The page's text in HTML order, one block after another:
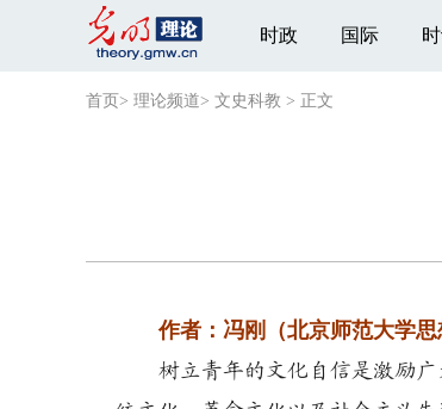
时政 国际
首页 > 理论频道> 文史科教 > 正文
作者：冯刚（北京师范大学思
树立青年的文化自信是激励广